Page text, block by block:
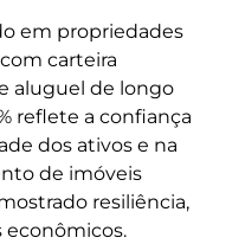
em propriedades
carteira
aluguel de longo
reflete a confiança
dos ativos e na
de imóveis
resiliência,
econômicos.